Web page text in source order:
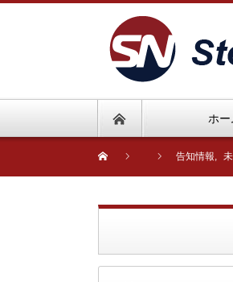
ホー
告知情報,